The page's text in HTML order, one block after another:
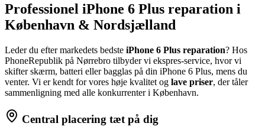
Professionel iPhone 6 Plus reparation i
København & Nordsjælland
Leder du efter markedets bedste iPhone 6 Plus reparation? Hos
PhoneRepublik på Nørrebro tilbyder vi ekspres-service, hvor vi
skifter skærm, batteri eller bagglas på din iPhone 6 Plus, mens du
venter. Vi er kendt for vores høje kvalitet og lave priser, der tåler
sammenligning med alle konkurrenter i København.
Central placering tæt på dig